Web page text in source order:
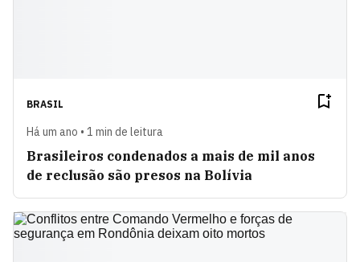
BRASIL
Há um ano • 1 min de leitura
Brasileiros condenados a mais de mil anos
de reclusão são presos na Bolívia